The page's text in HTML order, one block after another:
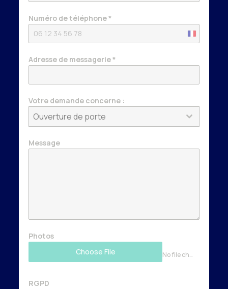
Numéro de téléphone*
France
Adresse de messagerie*
Votre demande concerne :
Ouverture de porte
Message
Photos
Choose File
No file chosen
RGPD